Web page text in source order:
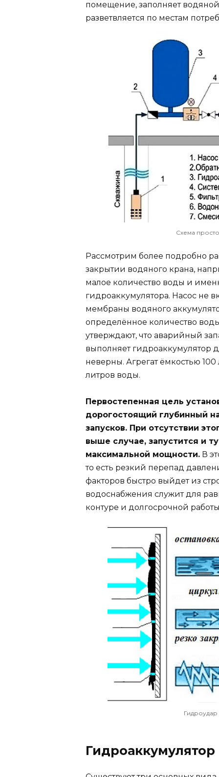
помещение, заполняет водяной
разветвляется по местам
Схема
Рассмотрим более подробно
закрытии водяного крана,
малое количество воды и
гидроаккумулятора. Насос не
мембраны водяного
определённое количество
утверждают, что аварийный
выполняет гидроаккумулятор
неверны. Агрегат ёмкостью
литров воды.
Первостепенная цель
дорогостоящий глубинный
запусков. При отсутствии
выше случае, запустится и
максимальной мощности. В
то есть резкий перепад
факторов быстро выйдет из
водоснабжения служит для
контуре и долгосрочной